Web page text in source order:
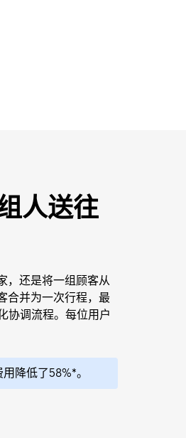
人送往
，还是将一组顾客从
合并为一次行程，最
协调流程。每位用户
降低了58%*。